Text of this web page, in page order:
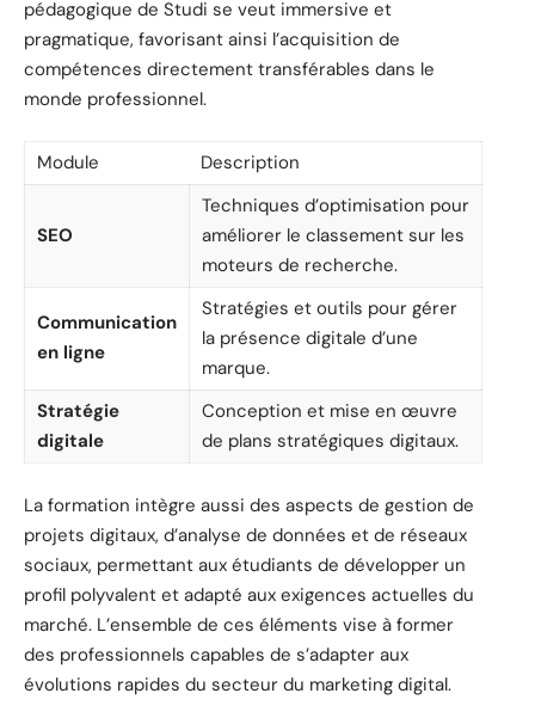
pédagogique de Studi se veut immersive et
pragmatique, favorisant ainsi l’acquisition de
compétences directement transférables dans le
monde professionnel.
Module Description
SEO
Techniques d’optimisation pour
améliorer le classement sur les
moteurs de recherche.
Communication
en ligne
Stratégies et outils pour gérer
la présence digitale d’une
marque.
Stratégie
digitale
Conception et mise en œuvre
de plans stratégiques digitaux.
La formation intègre aussi des aspects de gestion de
projets digitaux, d’analyse de données et de réseaux
sociaux, permettant aux étudiants de développer un
profil polyvalent et adapté aux exigences actuelles du
marché. L’ensemble de ces éléments vise à former
des professionnels capables de s’adapter aux
évolutions rapides du secteur du marketing digital.